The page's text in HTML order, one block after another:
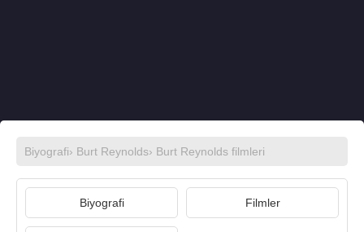
Biyografi› Burt Reynolds› Burt Reynolds filmleri
Biyografi Filmler